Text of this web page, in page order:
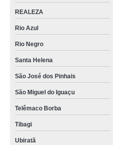
REALEZA
Rio Azul
Rio Negro
Santa Helena
São José dos Pinhais
São Miguel do Iguaçu
Telêmaco Borba
Tibagi
Ubiratã